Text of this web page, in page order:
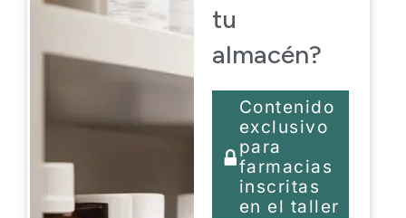
tu
almacén?
Contenido
exclusivo
para
farmacias
inscritas
en el taller